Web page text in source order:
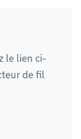
le lien ci-
de fil